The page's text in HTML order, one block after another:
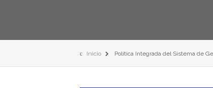
Inicio Política Integrada del Sistema de